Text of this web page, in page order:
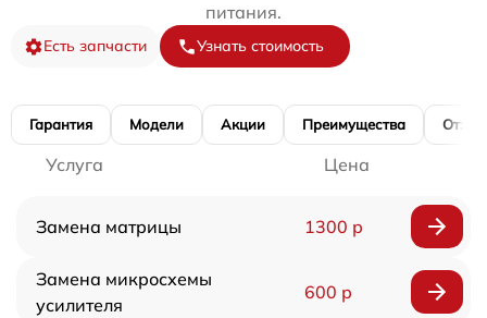
питания.
Есть запчасти Узнать стоимость
Гарантия Модели Акции Преимущества
Услуга Цена
Замена матрицы 1300 р
Замена микросхемы
усилителя
600 р